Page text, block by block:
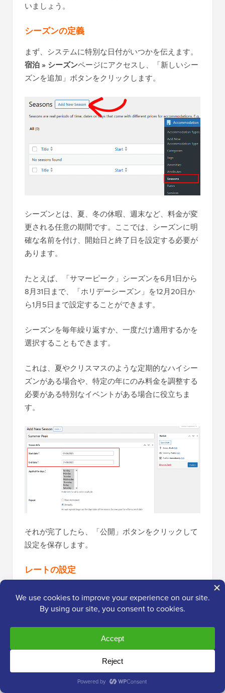
いましょう。
シーズンの定義
まず、システムに特別な日付がいつかを伝えます。
宿泊 » シーズンページにアクセスし、「新しいシー
ズンを追加」ボタンをクリックします。
シーズンとは、夏、冬の休暇、週末など、料金が変
更される任意の期間です。ここでは、シーズンに明
確な名前を付け、開始日と終了日を設定する必要が
あります。
たとえば、「サマーピーク」シーズンを6月1日から
8月31日まで、「ホリデーシーズン」を12月20日か
ら1月5日まで設定することができます。
シーズンを毎年繰り返すか、一度だけ適用するかを
選択することもできます。
これは、夏やクリスマスのような定期的なハイシー
ズンがある場合や、特定の年にのみ料金を調整する
必要がある特別なイベントがある場合に役立ちま
す。
それが完了したら、「公開」ボタンをクリックして
設定を保存します。
レートの設定
す。宿泊 » 料金 ページに移動し、「新しい料金を追
料金を設定したい宿泊タイプ（例：デラックスキン